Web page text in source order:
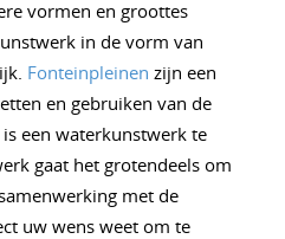
vormen en groottes
in de vorm van
Fonteinpleinen zijn een
en gebruiken van de
een waterkunstwerk te
gaat het grotendeels om
met de
uw wens weet om te